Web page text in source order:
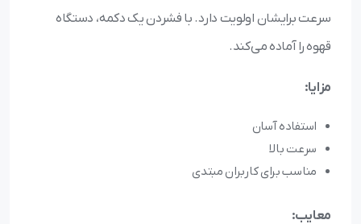
سرعت برایشان اولویت دارد. با فشردن یک دکمه، دستگاه
قهوه را آماده می‌کند.
مزایا:
استفاده آسان
سرعت بالا
مناسب برای کاربران مبتدی
معایب: